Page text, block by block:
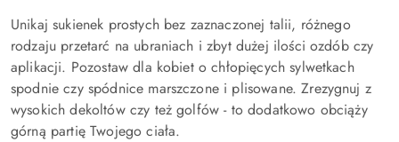
Unikaj sukienek prostych bez zaznaczonej talii, różnego
rodzaju przetarć na ubraniach i zbyt dużej ilości ozdób czy
aplikacji. Pozostaw dla kobiet o chłopięcych sylwetkach
spodnie czy spódnice marszczone i plisowane. Zrezygnuj z
wysokich dekoltów czy też golfów - to dodatkowo obciąży
górną partię Twojego ciała.